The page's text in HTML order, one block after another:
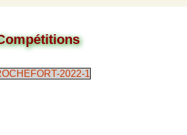
2022-1